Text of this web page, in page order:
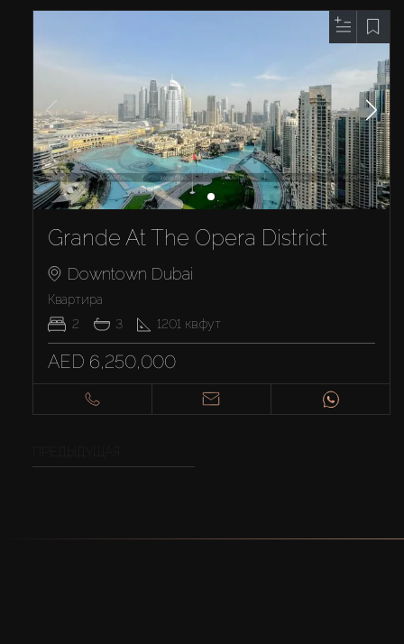
Grande At The Opera District
Downtown Dubai
Квартира
2
3 1201 кв.фут
AED 6,250,000